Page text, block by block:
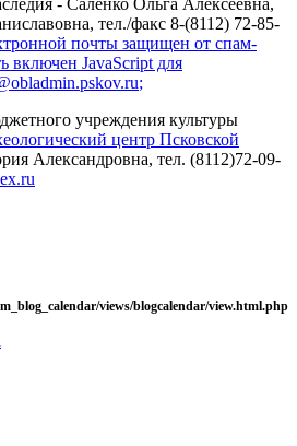
- Саленко Ольга Алексеевна,
тел./факс 8-(8112) 72-85-
почты защищен от спам-
включен JavaScript для
;
учреждения культуры
центр Псковской
Александровна, тел. (8112)72-09-
views/blogcalendar/view.html.php